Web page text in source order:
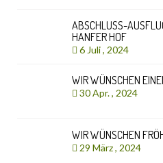
ABSCHLUSS-
HANFER HOF
6 Juli , 2024
WIR WÜNSCHEN
30 Apr. , 2024
WIR WÜNSCHEN
29 März , 2024